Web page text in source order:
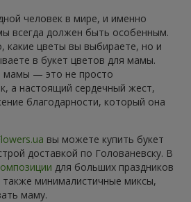
человек в мире, и именно
всегда должен быть особенным.
какие цветы вы выбираете, но и
в букет цветов для мамы.
мамы — это не просто
а настоящий сердечный жест,
благодарности, который она
вы можете купить букет
доставкой по Голованевску. В
для больших праздников
минималистичные миксы,
маму.